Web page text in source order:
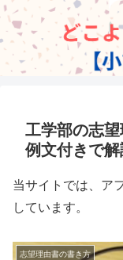
工学部の志
例文付きで解
当サイトでは、ア
しています。
志望理由書の書き方